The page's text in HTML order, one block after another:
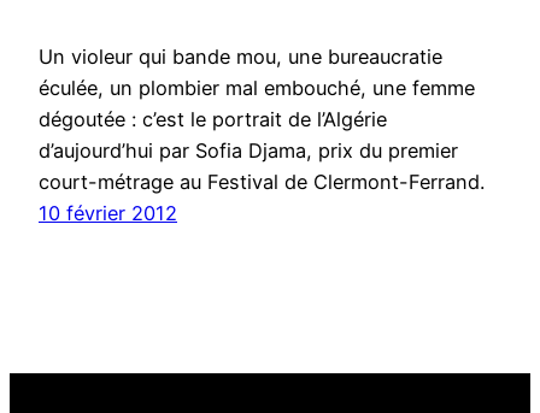
Un violeur qui bande mou, une bureaucratie
éculée, un plombier mal embouché, une femme
dégoutée : c’est le portrait de l’Algérie
d’aujourd’hui par Sofia Djama, prix du premier
court-métrage au Festival de Clermont-Ferrand.
10 février 2012